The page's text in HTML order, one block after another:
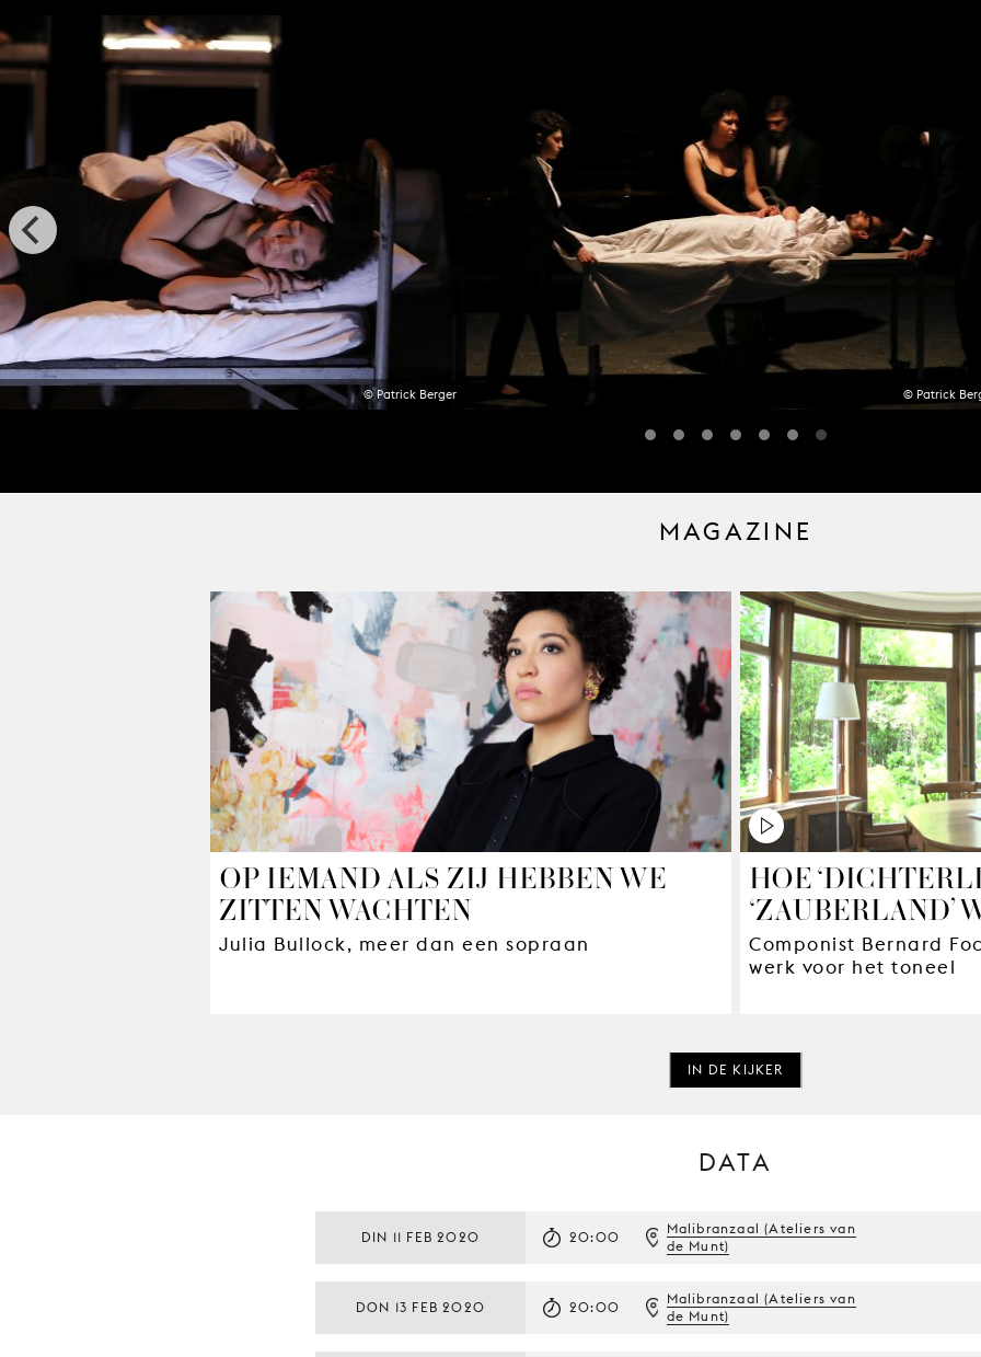
© Patrick Berger © Patrick
MAGAZINE
OP IEMAND ALS ZIJ HEBBEN WE
ZITTEN WACHTEN
Julia Bullock, meer dan een sopraan
HOE
‘ZAUBERLAND’
Componist Bernard
werk voor het toneel
IN DE KIJKER
DATA
DIN 11 FEB 2020 20:00
Malibranzaal (Ateliers van
de Munt)
DON 13 FEB 2020 20:00
Malibranzaal (Ateliers van
de Munt)